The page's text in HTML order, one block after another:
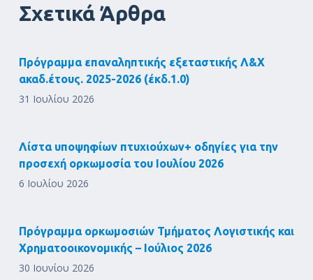
Σχετικά Άρθρα
Πρόγραμμα επαναληπτικής εξεταστικής Λ&Χ
ακαδ.έτους. 2025-2026 (έκδ.1.0)
31 Ιουλίου 2026
Λίστα υποψηφίων πτυχιούχων+ οδηγίες για την
προσεχή ορκωμοσία του Ιουλίου 2026
6 Ιουλίου 2026
Πρόγραμμα ορκωμοσιών Τμήματος Λογιστικής και
Χρηματοοικονομικής – Ιούλιος 2026
30 Ιουνίου 2026